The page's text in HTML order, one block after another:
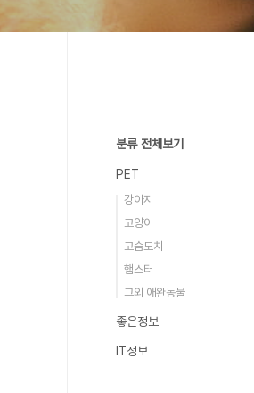
분류 전체보기
PET
강아지
고양이
고슴도치
햄스터
그외 애완동물
좋은정보
IT정보